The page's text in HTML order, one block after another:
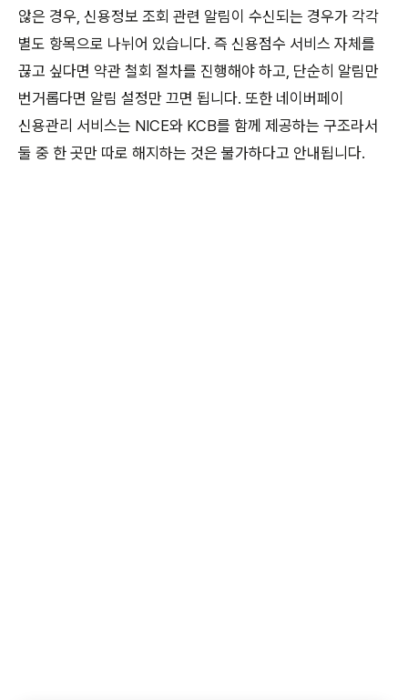
않은 경우, 신용정보 조회 관련 알림이 수신되는 경우가 각각
별도 항목으로 나뉘어 있습니다. 즉 신용점수 서비스 자체를
끊고 싶다면 약관 철회 절차를 진행해야 하고, 단순히 알림만
번거롭다면 알림 설정만 끄면 됩니다. 또한 네이버페이
신용관리 서비스는 NICE와 KCB를 함께 제공하는 구조라서
둘 중 한 곳만 따로 해지하는 것은 불가하다고 안내됩니다.